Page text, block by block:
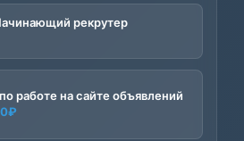
рекрутер
работе на сайте объявлений
₽